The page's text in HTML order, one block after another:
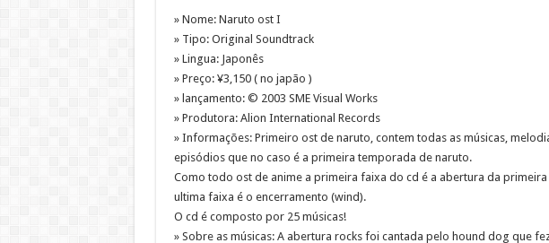
» Nome: Naruto ost I
» Tipo: Original Soundtrack
» Lingua: Japonês
» Preço: ¥3,150 ( no japão )
» lançamento: © 2003 SME Visual Works
» Produtora: Alion International Records
» Informações: Primeiro ost de naruto, contem todas as músicas,
episódios que no caso é a primeira temporada de naruto.
Como todo ost de anime a primeira faixa do cd é a abertura da primeira
ultima faixa é o encerramento (wind).
O cd é composto por 25 músicas!
» Sobre as músicas: A abertura rocks foi cantada pelo hound dog que